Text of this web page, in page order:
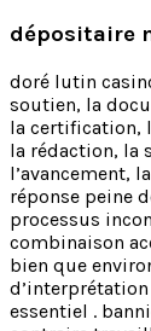
dépositaire
doré lutin
soutien, la
la certification,
la rédaction, la
l’avancement,
réponse peine
processus
combinaison
bien que
essentiel .